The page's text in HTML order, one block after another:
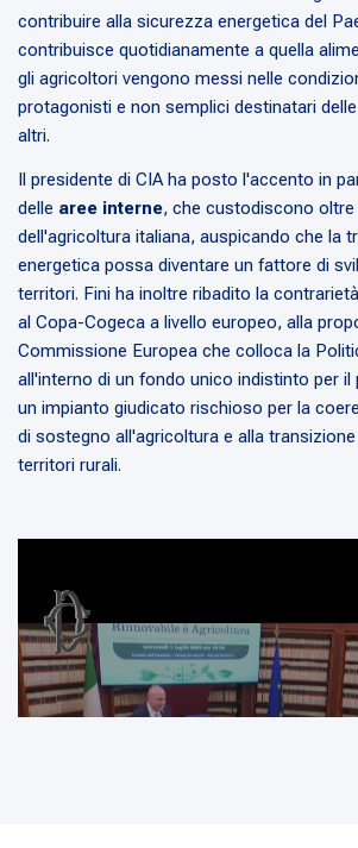
contribuire alla sicurezza energetica del
contribuisce quotidianamente a quella
gli agricoltori vengono messi nelle
protagonisti e non semplici destinatari
altri.
Il presidente di CIA ha posto l'accento in
delle aree interne, che custodiscono oltre
dell'agricoltura italiana, auspicando che la
energetica possa diventare un fattore di
territori. Fini ha inoltre ribadito la
al Copa-Cogeca a livello europeo, alla
Commissione Europea che colloca la
all'interno di un fondo unico indistinto per il
un impianto giudicato rischioso per la
di sostegno all'agricoltura e alla
territori rurali.